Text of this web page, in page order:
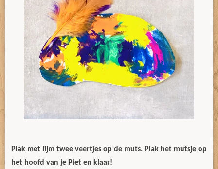
Plak met lijm twee veertjes op de muts. Plak het mutsje op
het hoofd van je Piet en klaar!